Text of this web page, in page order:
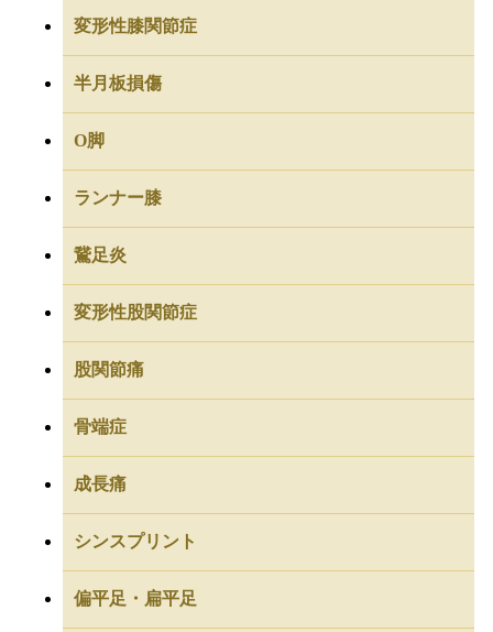
変形性膝関節症
半月板損傷
O脚
ランナー膝
鵞足炎
変形性股関節症
股関節痛
骨端症
成長痛
シンスプリント
偏平足・扁平足